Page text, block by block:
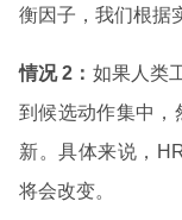
衡因子，我们根据
情况 2 ： 如果人类
到候选动作集中，
新。具体来说，
将会改变。